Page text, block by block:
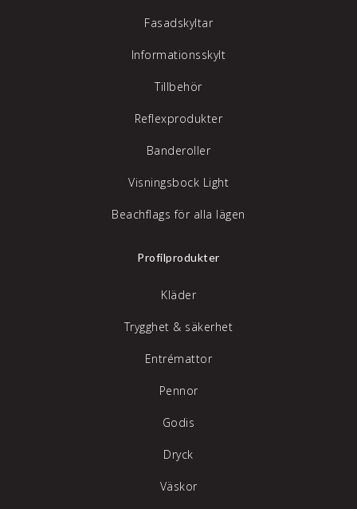
Fasadskyltar
Informationsskylt
Tillbehör
Reflexprodukter
Banderoller
Visningsbock Light
Beachflags för alla lägen
Profilprodukter
Kläder
Trygghet & säkerhet
Entrémattor
Pennor
Godis
Dryck
Väskor